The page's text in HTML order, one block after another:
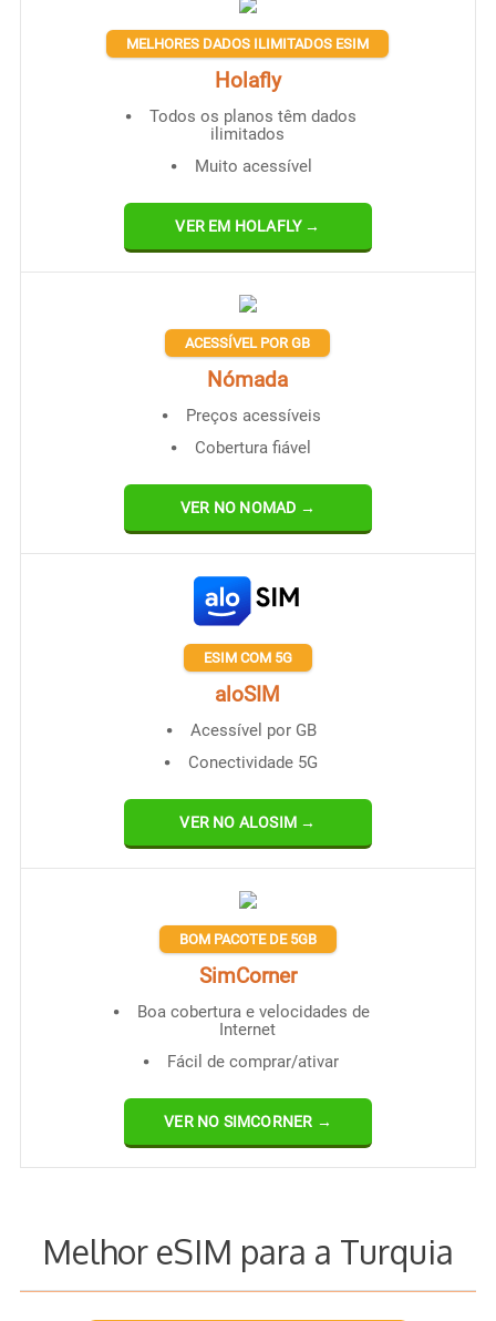
MELHORES DADOS ILIMITADOS ESIM
Holafly
Todos os planos têm dados
ilimitados
Muito acessível
VER EM HOLAFLY →
ACESSÍVEL POR GB
Nómada
Preços acessíveis
Cobertura fiável
VER NO NOMAD →
ESIM COM 5G
aloSIM
Acessível por GB
Conectividade 5G
VER NO ALOSIM →
BOM PACOTE DE 5GB
SimCorner
Boa cobertura e velocidades de
Internet
Fácil de comprar/ativar
VER NO SIMCORNER →
Melhor eSIM para a Turquia